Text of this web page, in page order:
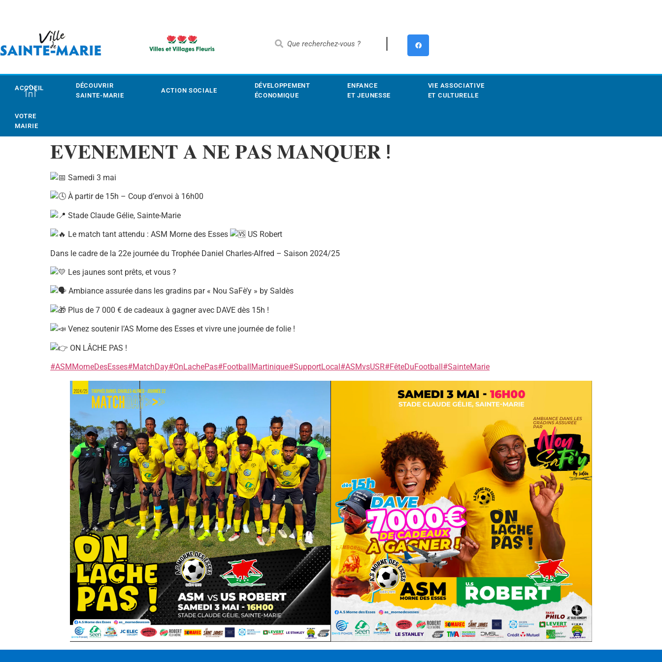
ACCUEIL
DÉCOUVRIR
SAINTE-MARIE
ACTION SOCIALE
DÉVELOPPEMENT
ÉCONOMIQUE
ENFANCE
ET JEUNESSE
VIE ASSOCIATIVE
ET CULTURELLE
VOTRE
MAIRIE
𝐄𝐕𝐄𝐍𝐄𝐌𝐄𝐍𝐓 𝐀 𝐍𝐄 𝐏𝐀𝐒 𝐌𝐀𝐍𝐐𝐔𝐄𝐑 !
Samedi 3 mai
À partir de 15h – Coup d’envoi à 16h00
Stade Claude Gélie, Sainte-Marie
Le match tant attendu : ASM Morne des Esses US Robert
Dans le cadre de la 22e journée du Trophée Daniel Charles-Alfred – Saison 2024/25
Les jaunes sont prêts, et vous ?
Ambiance assurée dans les gradins par « Nou SaFè’y » by Saldès
Plus de 7 000 € de cadeaux à gagner avec DAVE dès 15h !
Venez soutenir l’AS Morne des Esses et vivre une journée de folie !
ON LÂCHE PAS !
#ASMMorneDesEsses#MatchDay#OnLachePas#FootballMartinique#SupportLocal#ASMvsUSR#FêteDuFootball#SainteMarie